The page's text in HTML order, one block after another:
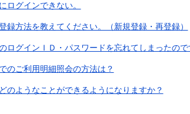
ログインできない。
録方法を教えてください。（新規登録・再登録）
ログインＩＤ・パスワードを忘れてしまったので
のご利用明細照会の方法は？
のようなことができるようになりますか？